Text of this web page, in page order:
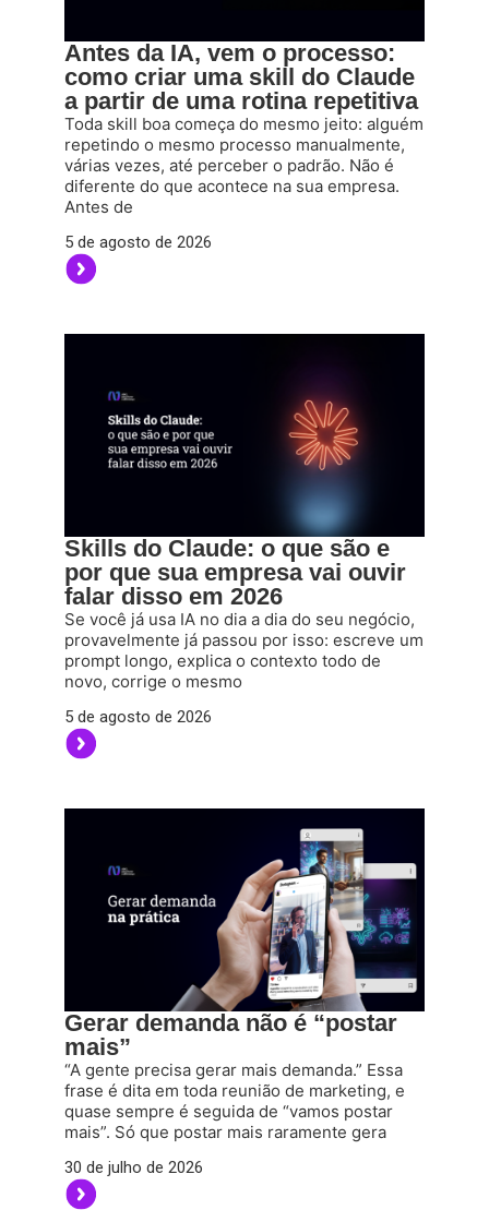
Antes da IA, vem o processo:
como criar uma skill do Claude
a partir de uma rotina repetitiva
Toda skill boa começa do mesmo jeito: alguém
repetindo o mesmo processo manualmente,
várias vezes, até perceber o padrão. Não é
diferente do que acontece na sua empresa.
Antes de
5 de agosto de 2026
Skills do Claude: o que são e
por que sua empresa vai ouvir
falar disso em 2026
Se você já usa IA no dia a dia do seu negócio,
provavelmente já passou por isso: escreve um
prompt longo, explica o contexto todo de
novo, corrige o mesmo
5 de agosto de 2026
Gerar demanda não é “postar
mais”
“A gente precisa gerar mais demanda.” Essa
frase é dita em toda reunião de marketing, e
quase sempre é seguida de “vamos postar
mais”. Só que postar mais raramente gera
30 de julho de 2026